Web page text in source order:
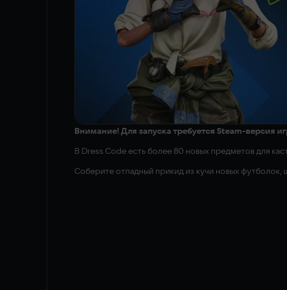
Внимание! Для запуска требуется Steam-версия
В Dress Code есть более 80 новых предметов для
Соберите отпадный прикид из кучи новых футболок,